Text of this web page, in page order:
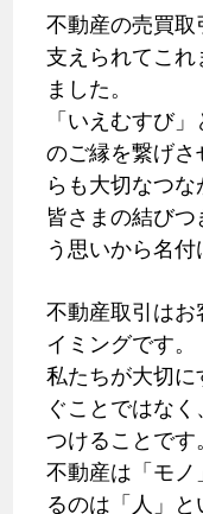
不動産の売買
支えられてこれ
ました。
「いえむすび
のご縁を繋げ
らも大切なつな
皆さまの結び
う思いから名付
不動産取引は
イミングです。
私たちが大切
ぐことではな
つけることです。
不動産は「モ
るのは「人」と